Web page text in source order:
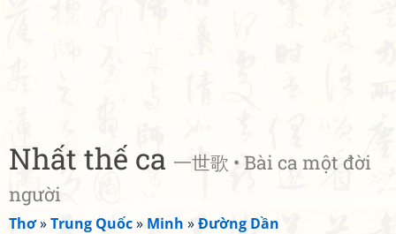
Nhất thế ca 一世歌 • Bài ca một đời
người
Thơ»Trung Quốc» Minh »Đường Dần